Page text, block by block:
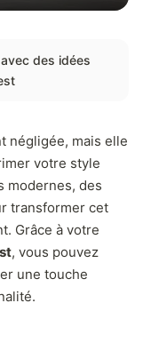
des idées
négligée, mais elle
votre style
modernes, des
transformer cet
Grâce à votre
, vous pouvez
une touche